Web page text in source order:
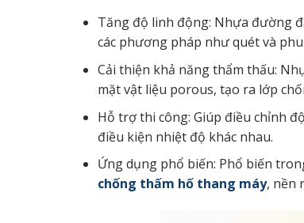
Tăng độ linh động: Nhựa đường
các phương pháp như quét và
Cải thiện khả năng thẩm thấu:
mặt vật liệu porous, tạo ra lớp
Hỗ trợ thi công: Giúp điều chỉnh
điều kiện nhiệt độ khác nhau.
Ứng dụng phổ biến: Phổ biến
chống thấm hố thang máy, nền